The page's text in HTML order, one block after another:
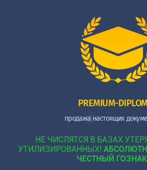
PREMIUM-
продажа настоящих
НЕ ЧИСЛЯТСЯ В БАЗАХ
УТИЛИЗИРОВАННЫХ!
ЧЕСТНЫЙ